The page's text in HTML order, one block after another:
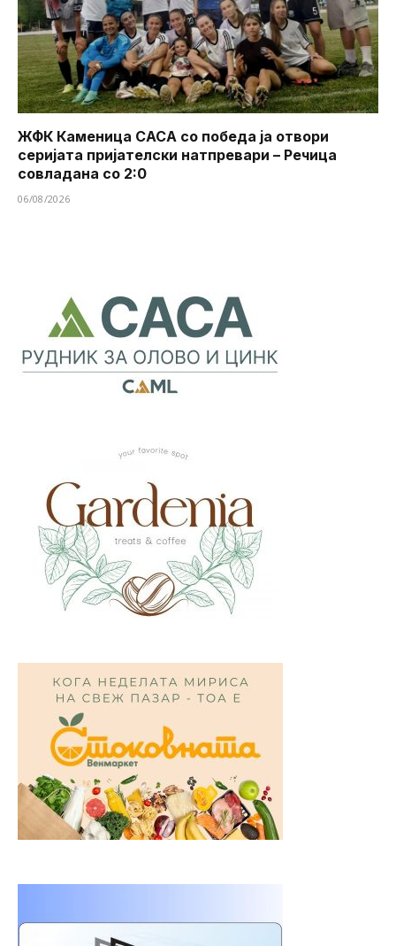
ЖФК Каменица САСА со победа ја отвори
серијата пријателски натпревари – Речица
совладана со 2:0
06/08/2026